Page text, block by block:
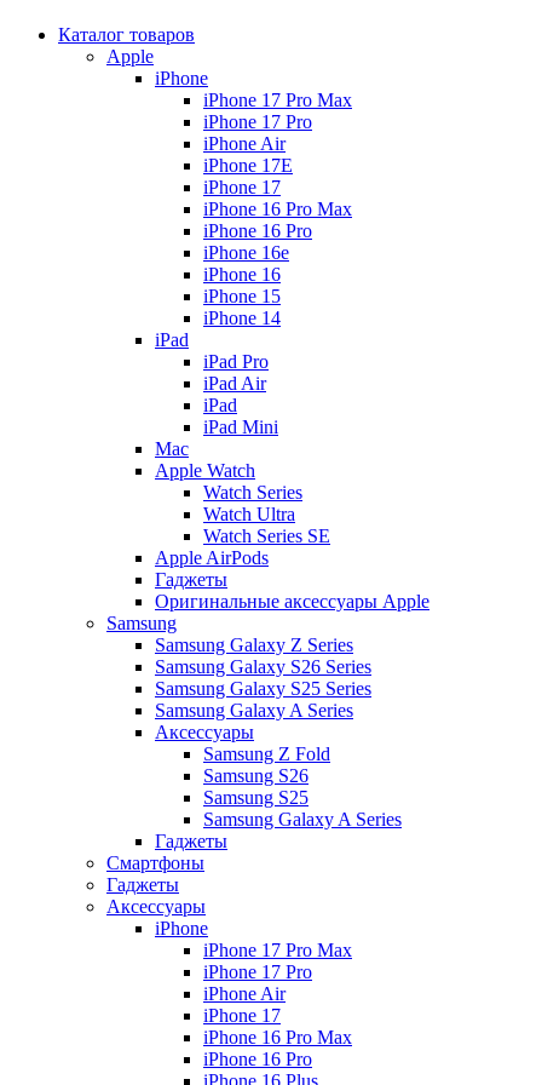
Каталог товаров
Apple
iPhone
iPhone 17 Pro Max
iPhone 17 Pro
iPhone Air
iPhone 17E
iPhone 17
iPhone 16 Pro Max
iPhone 16 Pro
iPhone 16e
iPhone 16
iPhone 15
iPhone 14
iPad
iPad Pro
iPad Air
iPad
iPad Mini
Mac
Apple Watch
Watch Series
Watch Ultra
Watch Series SE
Apple AirPods
Гаджеты
Оригинальные аксессуары Apple
Samsung
Samsung Galaxy Z Series
Samsung Galaxy S26 Series
Samsung Galaxy S25 Series
Samsung Galaxy A Series
Аксессуары
Samsung Z Fold
Samsung S26
Samsung S25
Samsung Galaxy A Series
Гаджеты
Смартфоны
Гаджеты
Аксессуары
iPhone
iPhone 17 Pro Max
iPhone 17 Pro
iPhone Air
iPhone 17
iPhone 16 Pro Max
iPhone 16 Pro
iPhone 16 Plus